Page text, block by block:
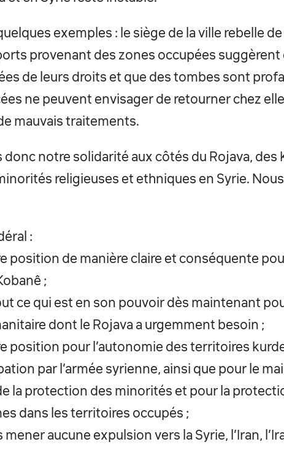
exemples : le siège de la ville rebelle
provenant des zones occupées suggèrent
de leurs droits et que des tombes sont
ne peuvent envisager de retourner chez
mauvais traitements.
donc notre solidarité aux côtés du Rojava, des
religieuses et ethniques en Syrie.
:
position de manière claire et conséquente
;
ce qui est en son pouvoir dès maintenant
dont le Rojava a urgemment besoin ;
position pour l’autonomie des territoires
par l’armée syrienne, ainsi que pour le
la protection des minorités et pour la
dans les territoires occupés ;
mener aucune expulsion vers la Syrie, l’Iran,